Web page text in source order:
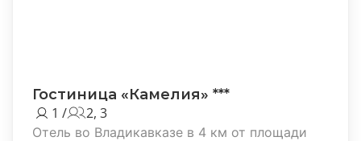
Гостиница «Камелия» ***
1 /
2, 3
Отель во Владикавказе в 4 км от площади